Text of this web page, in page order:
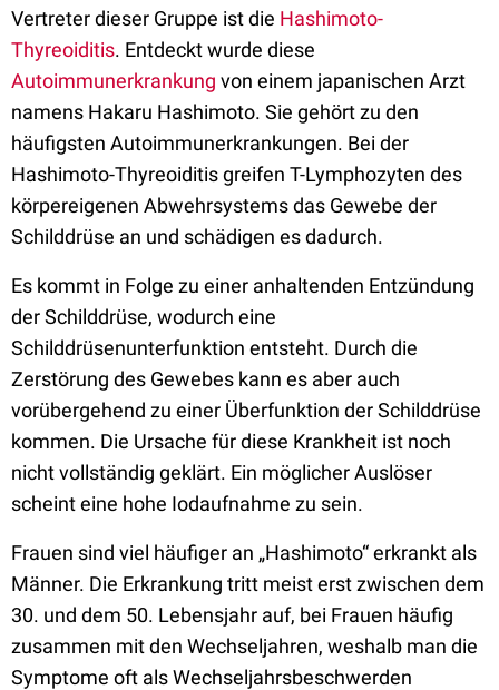
Vertreter dieser Gruppe ist die Hashimoto-
Thyreoiditis. Entdeckt wurde diese
Autoimmunerkrankung von einem japanischen Arzt
namens Hakaru Hashimoto. Sie gehört zu den
häufigsten Autoimmunerkrankungen. Bei der
Hashimoto-Thyreoiditis greifen T-Lymphozyten des
körpereigenen Abwehrsystems das Gewebe der
Schilddrüse an und schädigen es dadurch.
Es kommt in Folge zu einer anhaltenden Entzündung
der Schilddrüse, wodurch eine
Schilddrüsenunterfunktion entsteht. Durch die
Zerstörung des Gewebes kann es aber auch
vorübergehend zu einer Überfunktion der Schilddrüse
kommen. Die Ursache für diese Krankheit ist noch
nicht vollständig geklärt. Ein möglicher Auslöser
scheint eine hohe Iodaufnahme zu sein.
Frauen sind viel häufiger an „Hashimoto“ erkrankt als
Männer. Die Erkrankung tritt meist erst zwischen dem
30. und dem 50. Lebensjahr auf, bei Frauen häufig
zusammen mit den Wechseljahren, weshalb man die
Symptome oft als Wechseljahrsbeschwerden